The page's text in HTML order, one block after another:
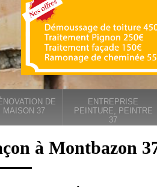
DE
MAISON 37
ENTREPRISE
PEINTURE, PEINTRE
37
à Montbazon